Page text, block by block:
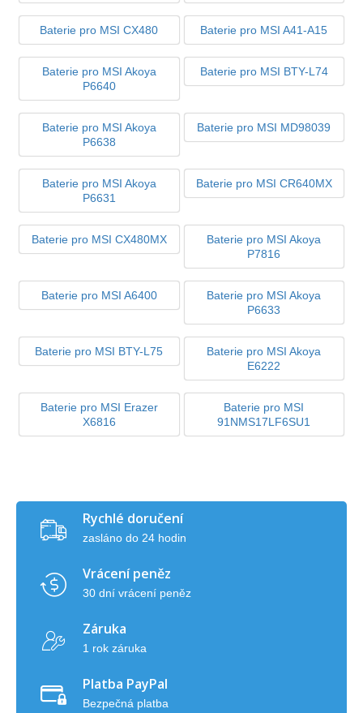
Baterie pro MSI CX480 Baterie pro MSI A41-A15
Baterie pro MSI Akoya
P6640
Baterie pro MSI BTY-L74
Baterie pro MSI Akoya
P6638
Baterie pro MSI MD98039
Baterie pro MSI Akoya
P6631
Baterie pro MSI CR640MX
Baterie pro MSI CX480MX
Baterie pro MSI Akoya
P7816
Baterie pro MSI A6400
Baterie pro MSI Akoya
P6633
Baterie pro MSI BTY-L75
Baterie pro MSI Akoya
E6222
Baterie pro MSI Erazer
X6816
Baterie pro MSI
91NMS17LF6SU1
Rychlé doručení
zasláno do 24 hodin
Vrácení peněz
30 dní vrácení peněz
Záruka
1 rok záruka
Platba PayPal
Bezpečná platba